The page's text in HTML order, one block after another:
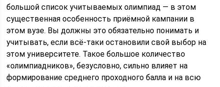
большой список учитываемых олимпиад — в этом
существенная особенность приёмной кампании в
этом вузе. Вы должны это обязательно понимать и
учитывать, если всё-таки остановили свой выбор на
этом университете. Такое большое количество
«олимпиадников», безусловно, сильно влияет на
формирование среднего проходного балла и на всю